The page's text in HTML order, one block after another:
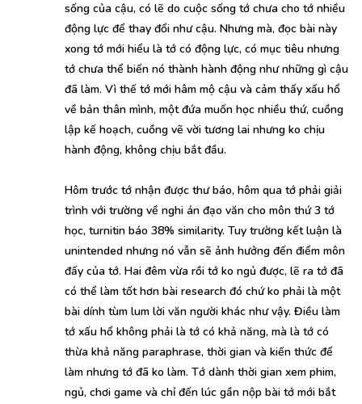
sống của cậu, có lẽ do cuộc sống tớ chưa cho tớ nhiều
động lực để thay đổi như cậu. Nhưng mà, đọc bài này
xong tớ mới hiểu là tớ có động lực, có mục tiêu nhưng
tớ chưa thể biến nó thành hành động như những gì cậu
đã làm. Vì thế tớ mới hâm mộ cậu và cảm thấy xấu hổ
về bản thân mình, một đứa muốn học nhiều thứ, cuồng
lập kế hoạch, cuồng vẽ vời tương lai nhưng ko chịu
hành động, không chịu bắt đầu.
Hôm trước tớ nhận được thư báo, hôm qua tớ phải giải
trình với trường về nghi án đạo văn cho môn thứ 3 tớ
học, turnitin báo 38% similarity. Tuy trường kết luận là
unintended nhưng nó vẫn sẽ ảnh hưởng đến điểm môn
đấy của tớ. Hai đêm vừa rồi tớ ko ngủ được, lẽ ra tớ đã
có thể làm tốt hơn bài research đó chứ ko phải là một
bài dính tùm lum lời văn người khác như vậy. Điều làm
tớ xấu hổ không phải là tớ có khả năng, mà là tớ có
thừa khả năng paraphrase, thời gian và kiến thức để
làm nhưng tớ đã ko làm. Tớ dành thời gian xem phim,
ngủ, chơi game và chỉ đến lúc gần nộp bài tớ mới bắt